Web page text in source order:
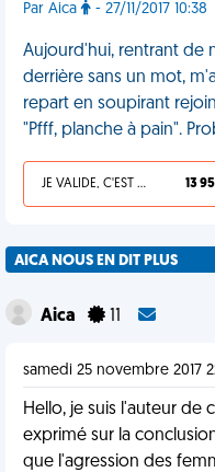
Par Aica - 27/11/2017 10:38
Aujourd'hui, rentrant de
derrière sans un mot,
repart en soupirant
"Pfff, planche à pain".
JE VALIDE, C'EST UNE VDM 13
AICA NOUS EN DIT PLUS
Aica
samedi 25 novembre 2017
Hello, je suis l'auteur de
exprimé sur la
que l'agression des